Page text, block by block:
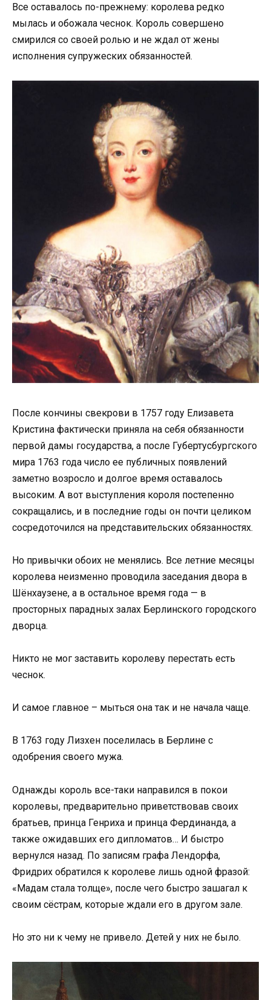
Все оставалось по-прежнему: королева редко
мылась и обожала чеснок. Король совершено
смирился со своей ролью и не ждал от жены
исполнения супружеских обязанностей.
После кончины свекрови в 1757 году Елизавета
Кристина фактически приняла на себя обязанности
первой дамы государства, а после Губертусбургского
мира 1763 года число ее публичных появлений
заметно возросло и долгое время оставалось
высоким. А вот выступления короля постепенно
сокращались, и в последние годы он почти целиком
сосредоточился на представительских обязанностях.
Но привычки обоих не менялись. Все летние месяцы
королева неизменно проводила заседания двора в
Шёнхаузене, а в остальное время года — в
просторных парадных залах Берлинского городского
дворца.
Никто не мог заставить королеву перестать есть
чеснок.
И самое главное – мыться она так и не начала чаще.
В 1763 году Лизхен поселилась в Берлине с
одобрения своего мужа.
Однажды король все-таки направился в покои
королевы, предварительно приветствовав своих
братьев, принца Генриха и принца Фердинанда, а
также ожидавших его дипломатов… И быстро
вернулся назад. По записям графа Лендорфа,
Фридрих обратился к королеве лишь одной фразой:
«Мадам стала толще», после чего быстро зашагал к
своим сёстрам, которые ждали его в другом зале.
Но это ни к чему не привело. Детей у них не было.